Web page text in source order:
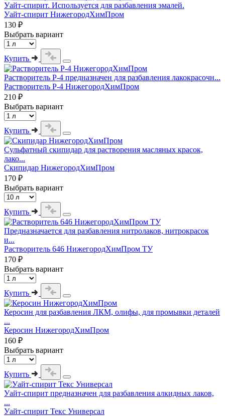
Уайт-спирит. Используется для разбавления эмалей.
Уайт-спирит НижегородХимПром
130 ₽
Выбрать вариант
Купить
Растворитель Р-4 предназначен для разбавления лакокрасочн...
Растворитель Р-4 НижегородХимПром
210 ₽
Выбрать вариант
Купить
Сульфатный скипидар для растворения масляных красок,
лако...
Скипидар НижегородХимПром
170 ₽
Выбрать вариант
Купить
Предназначается для разбавления нитролаков, нитрокрасок
и...
Растворитель 646 НижегородХимПром ТУ
170 ₽
Выбрать вариант
Купить
Керосин для разбавления ЛКМ, олифы, для промывки деталей
...
Керосин НижегородХимПром
160 ₽
Выбрать вариант
Купить
Уайт-спирит предназначен для разбавления алкидных лаков,
...
Уайт-спирит Текс Универсал